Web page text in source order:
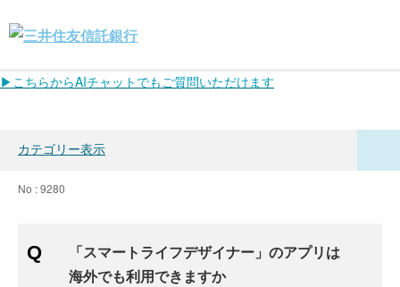
▶こちらからAIチャットでもご質問いただけます
カテゴリー表示
No : 9280
「スマートライフデザイナー」のアプリは
海外でも利用できますか